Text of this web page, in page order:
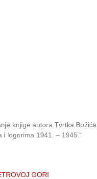
knjige autora Tvrtka Božića
i logorima 1941. – 1945.“
GORI